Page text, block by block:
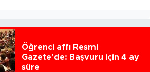
Öğrenci affı Resmi
Gazete’de: Başvuru için 4 ay
süre